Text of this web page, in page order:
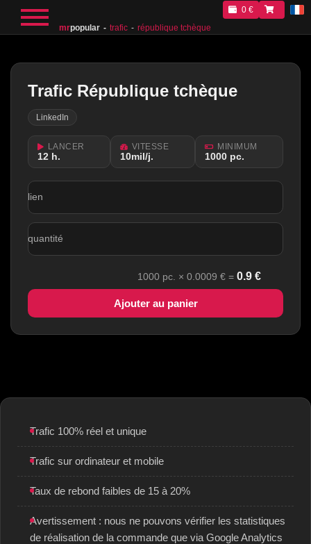
mrpopular trafic république tchèque
0 €
Trafic République tchèque
LinkedIn
LANCER
12 h.
VITESSE
10mil/j.
MINIMUM
1000 рс.
lien
quantité
1000 рс. × 0.0009 € = 0.9 €
Ajouter au panier
Trafic 100% réel et unique
Trafic sur ordinateur et mobile
Taux de rebond faibles de 15 à 20%
Avertissement : nous ne pouvons vérifier les statistiques
de réalisation de la commande que via Google Analytics